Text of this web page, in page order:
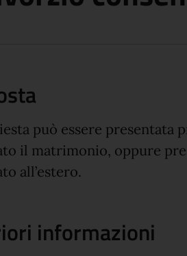
può essere presentata
il matrimonio, oppure
all’estero.
informazioni